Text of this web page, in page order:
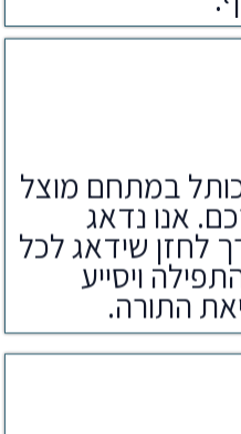
במתחם מוצל
אנו נדאג
לחזן שידאג לכל
ויסייע
התורה.